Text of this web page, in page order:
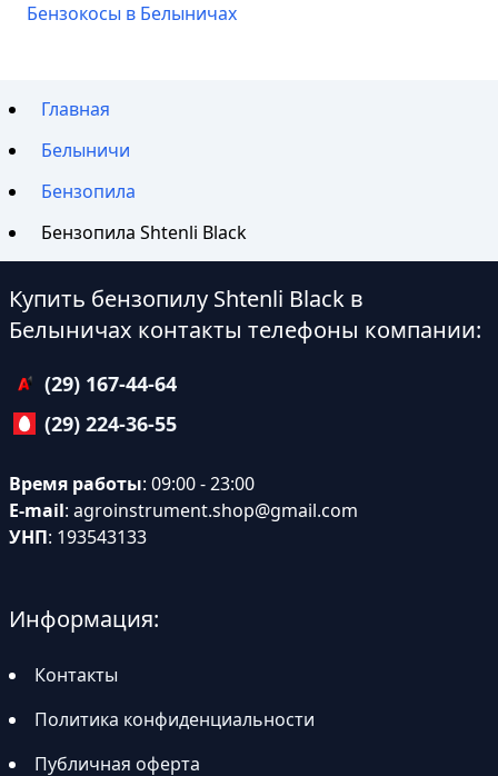
Бензокосы в Белыничах
Главная
Белыничи
Бензопила
Бензопила Shtenli Black
Купить бензопилу Shtenli Black в
Белыничах контакты телефоны компании:
(29) 167-44-64
(29) 224-36-55
Время работы: 09:00 - 23:00
E-mail: agroinstrument.shop@gmail.com
УНП: 193543133
Информация:
Контакты
Политика конфиденциальности
Публичная оферта